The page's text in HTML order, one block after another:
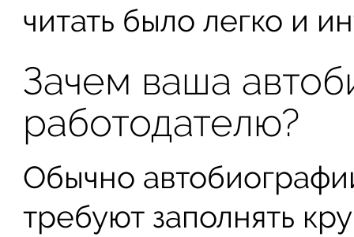
читать было легко и
Зачем ваша
работодателю?
Обычно
требуют заполнять